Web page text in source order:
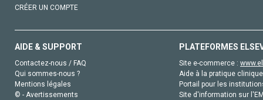
CRÉER UN COMPTE
AIDE & SUPPORT
Contactez-nous / FAQ
Qui sommes-nous ?
Mentions légales
© - Avertissements
PLATEFORMES
Site e-commerce :
Aide à la pratique
Portail pour les
Site d'information sur